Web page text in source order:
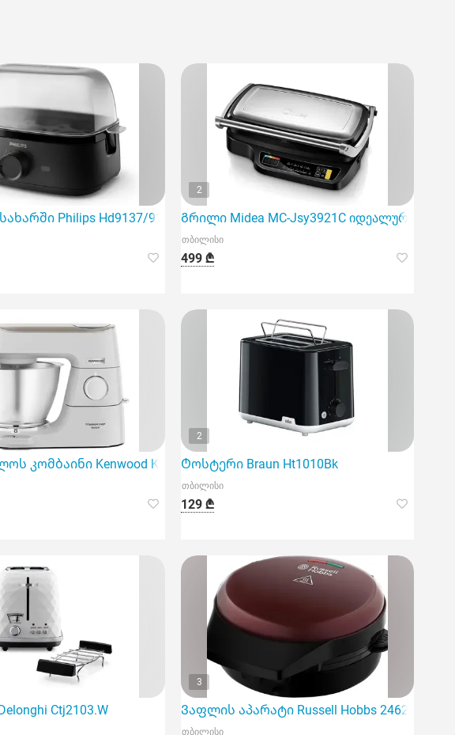
Philips Hd9137/91
2
Გრილი Midea MC-Jsy3921C იდეალურ
თბილისი
499 ₾
Scale
კომბაინი Kenwood Kvc65.001Wh
2
Ტოსტერი Braun Ht1010Bk
თბილისი
129 ₾
Ctj2103.W
3
Ვაფლის აპარატი Russell Hobbs 24620-56/RH
თბილისი